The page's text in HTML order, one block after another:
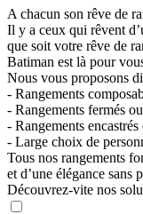
A chacun son rêve de
Il y a ceux qui rêvent
que soit votre rêve de
Batiman est là pour
Nous vous proposons
- Rangements
- Rangements fermés
- Rangements
- Large choix de
Tous nos rangements
et d’une élégance sans
Découvrez-vite nos